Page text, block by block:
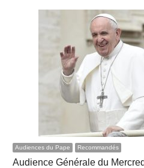
Audiences du Pape Recommandés
Audience Générale du